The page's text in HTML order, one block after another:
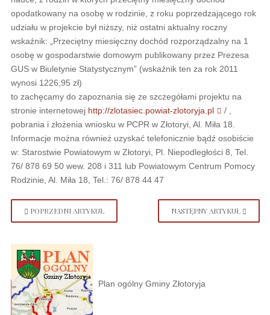
opodatkowany na osobę w rodzinie, z roku poprzedzającego rok
udziału w projekcie był niższy, niż ostatni aktualny roczny
wskaźnik: „Przeciętny miesięczny dochód rozporządzalny na 1
osobę w gospodarstwie domowym publikowany przez Prezesa
GUS w Biuletynie Statystycznym” (wskaźnik ten za rok 2011
wynosi 1226,95 zł)
to zachęcamy do zapoznania się ze szczegółami projektu na
stronie internetowej http://zlotasiec.powiat-zlotoryja.pl
/ ,
pobrania i złożenia wniosku w PCPR w Złotoryi, Al. Miła 18.
Informacje można również uzyskać telefonicznie bądź osobiście
w: Starostwie Powiatowym w Złotoryi, Pl. Niepodległości 8, Tel.
76/ 878 69 50 wew. 208 i 311 lub Powiatowym Centrum Pomocy
Rodzinie, Al. Miła 18, Tel.: 76/ 878 44 47
POPRZEDNI ARTYKUŁ NASTĘPNY ARTYKUŁ
Plan ogólny Gminy Złotoryja